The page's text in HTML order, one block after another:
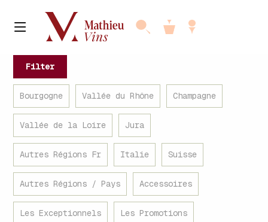
Filter
Bourgogne Vallée du Rhône Champagne
Vallée de la Loire Jura
Autres Régions Fr Italie Suisse
Autres Régions / Pays Accessoires
Les Exceptionnels Les Promotions